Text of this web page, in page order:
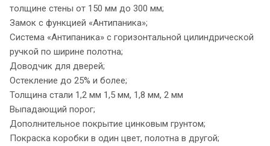
толщине стены от 150 мм до 300 мм;
Замок с функцией «Антипаника»;
Система «Антипаника» с горизонтальной цилиндрической
ручкой по ширине полотна;
Доводчик для дверей;
Остекление до 25% и более;
Толщина стали 1,2 мм 1,5 мм, 1,8 мм, 2 мм
Выпадающий порог;
Дополнительное покрытие цинковым грунтом;
Покраска коробки в один цвет, полотна в другой;